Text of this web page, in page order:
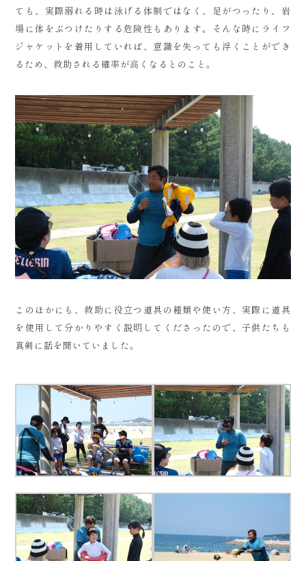
ても、実際溺れる時は泳げる体制ではなく、足がつったり、岩
場に体をぶつけたりする危険性もあります。そんな時にライフ
ジャケットを着用していれば、意識を失っても浮くことができ
るため、救助される確率が高くなるとのこと。
このほかにも、救助に役立つ道具の種類や使い方、実際に道具
を使用して分かりやすく説明してくださったので、子供たちも
真剣に話を聞いていました。